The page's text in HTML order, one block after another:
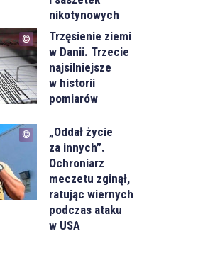
nikotynowych
Trzęsienie ziemi
w Danii. Trzecie
najsilniejsze
w historii
pomiarów
„Oddał życie
za innych”.
Ochroniarz
meczetu zginął,
ratując wiernych
podczas ataku
w USA